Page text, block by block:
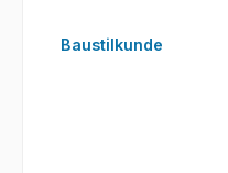
Baustilkunde